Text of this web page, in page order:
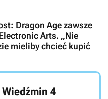
Dragon Age zawsze
Arts. „Nie
mieliby chcieć kupić
Wiedźmin 4